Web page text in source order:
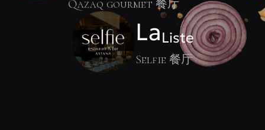
Qazaq gourmet 餐厅
LaListe
Selfie 餐厅